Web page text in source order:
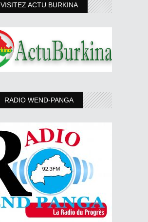
VISITEZ ACTU BURKINA
RADIO WEND-PANGA